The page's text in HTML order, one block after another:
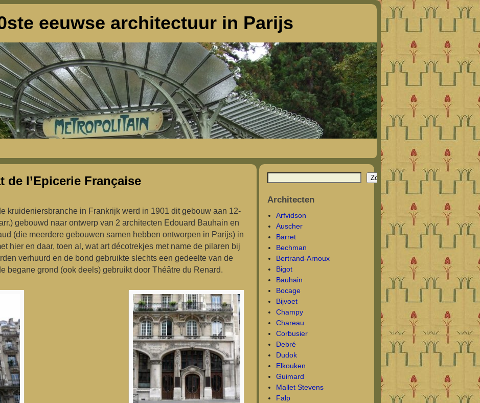
eeuwse architectuur in Parijs
de l’Epicerie Française
kruideniersbranche in Frankrijk werd in 1901 dit gebouw aan 12-
gebouwd naar ontwerp van 2 architecten Edouard Bauhain en
(die meerdere gebouwen samen hebben ontworpen in Parijs) in
hier en daar, toen al, wat art décotrekjes met name de pilaren bij
verhuurd en de bond gebruikte slechts een gedeelte van de
begane grond (ook deels) gebruikt door Théâtre du Renard.
Zoeken
Architecten
Arfvidson
Auscher
Barret
Bechman
Bertrand-Arnoux
Bigot
Bauhain
Bocage
Bijvoet
Champy
Chareau
Corbusier
Debré
Dudok
Elkouken
Guimard
Mallet Stevens
Falp